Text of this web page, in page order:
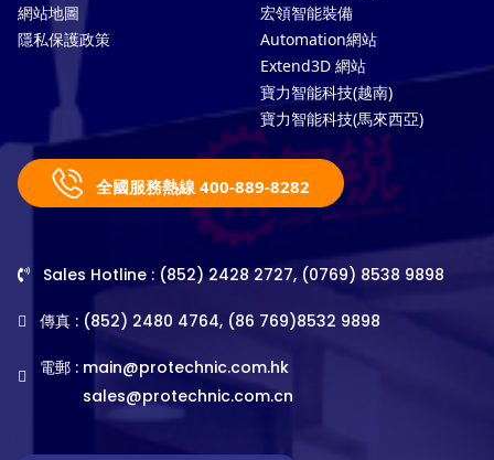
網站地圖
隱私保護政策
宏領智能裝備
Automation網站
Extend3D 網站
寶力智能科技(越南)
寶力智能科技(馬來西亞)
全國服務熱線 400-889-8282
Sales Hotline : (852) 2428 2727, (0769) 8538 9898
傳真 : (852) 2480 4764, (86 769)8532 9898
電郵 : main@protechnic.com.hk
sales@protechnic.com.cn